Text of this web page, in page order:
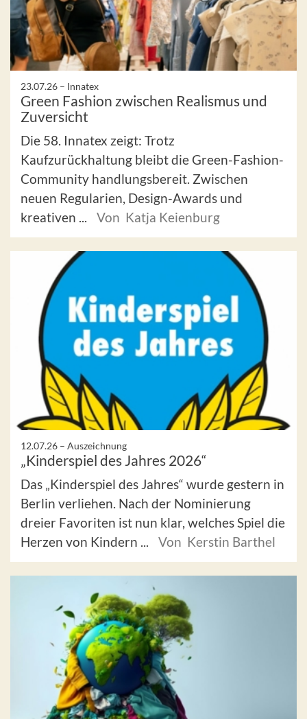
23.07.26 – Innatex
Green Fashion zwischen Realismus und
Zuversicht
Die 58. Innatex zeigt: Trotz
Kaufzurückhaltung bleibt die Green-Fashion-
Community handlungsbereit. Zwischen
neuen Regularien, Design-Awards und
kreativen ...
Von Katja Keienburg
12.07.26 – Auszeichnung
„Kinderspiel des Jahres 2026“
Das „Kinderspiel des Jahres“ wurde gestern in
Berlin verliehen. Nach der Nominierung
dreier Favoriten ist nun klar, welches Spiel die
Herzen von Kindern ...
Von Kerstin Barthel